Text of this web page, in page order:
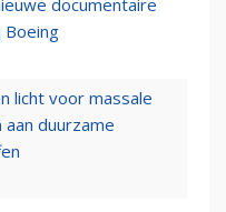
documentaire
licht voor massale
duurzame